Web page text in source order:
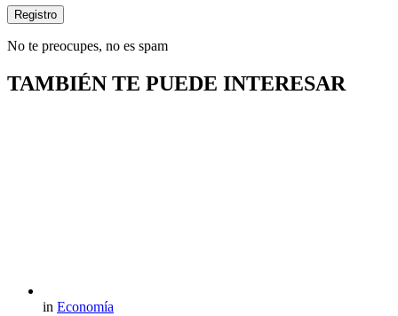
No te preocupes, no es spam
TAMBIÉN TE PUEDE INTERESAR
in Economía